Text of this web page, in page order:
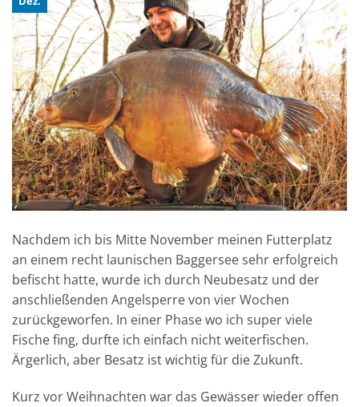
Nachdem ich bis Mitte November meinen Futterplatz
an einem recht launischen Baggersee sehr erfolgreich
befischt hatte, wurde ich durch Neubesatz und der
anschließenden Angelsperre von vier Wochen
zurückgeworfen. In einer Phase wo ich super viele
Fische fing, durfte ich einfach nicht weiterfischen.
Ärgerlich, aber Besatz ist wichtig für die Zukunft.
Kurz vor Weihnachten war das Gewässer wieder offen